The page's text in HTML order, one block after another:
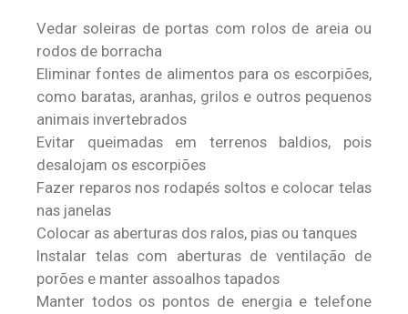
Vedar soleiras de portas com rolos de areia ou
rodos de borracha
Eliminar fontes de alimentos para os escorpiões,
como baratas, aranhas, grilos e outros pequenos
animais invertebrados
Evitar queimadas em terrenos baldios, pois
desalojam os escorpiões
Fazer reparos nos rodapés soltos e colocar telas
nas janelas
Colocar as aberturas dos ralos, pias ou tanques
Instalar telas com aberturas de ventilação de
porões e manter assoalhos tapados
Manter todos os pontos de energia e telefone